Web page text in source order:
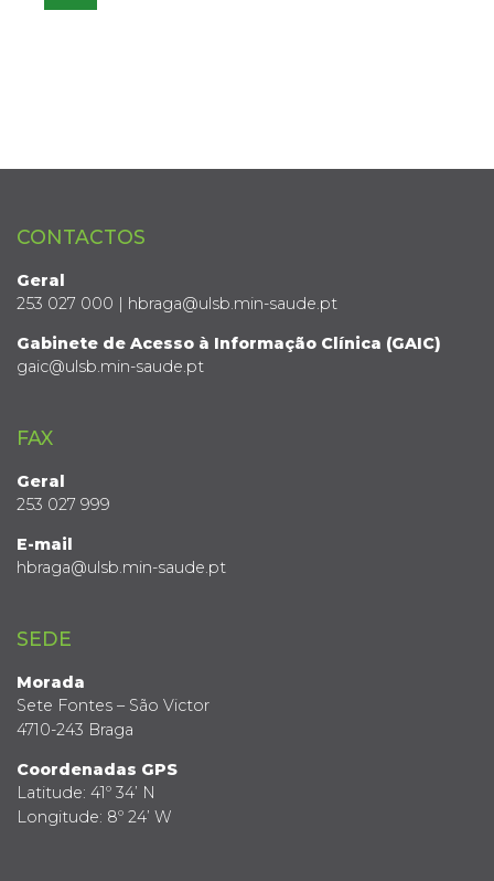
CONTACTOS
Geral
253 027 000 | hbraga@ulsb.min-saude.pt
Gabinete de Acesso à Informação Clínica (GAIC)
gaic@ulsb.min-saude.pt
FAX
Geral
253 027 999
E-mail
hbraga@ulsb.min-saude.pt
SEDE
Morada
Sete Fontes – São Victor
4710-243 Braga
Coordenadas GPS
Latitude: 41º 34’ N
Longitude: 8º 24’ W